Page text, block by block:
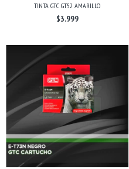
TINTA GTC GT52 AMARILLO
$3.999